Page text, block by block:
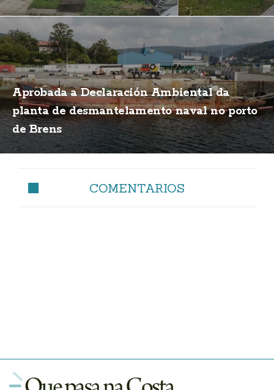
Aprobada a Declaración Ambiental da
planta de desmantelamento naval no porto
de Brens
COMENTARIOS